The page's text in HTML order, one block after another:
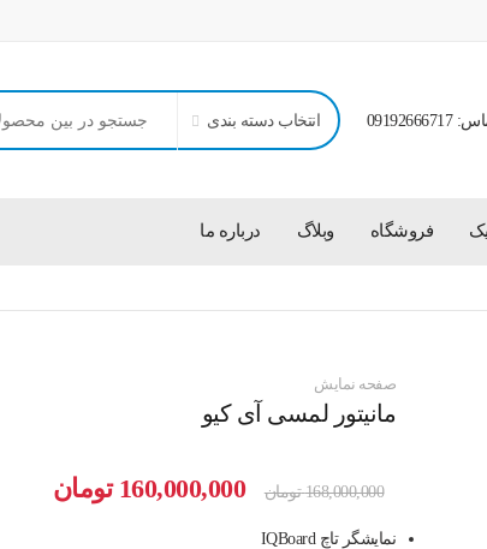
انتخاب دسته بندی
فروشگاه وبلاگ درباره ما
صفحه نمایش
مانیتور لمسی آی کیو
168,000,000 تومان
قیمت
160,000,000 تومان
نمایشگر تاچ IQBoard